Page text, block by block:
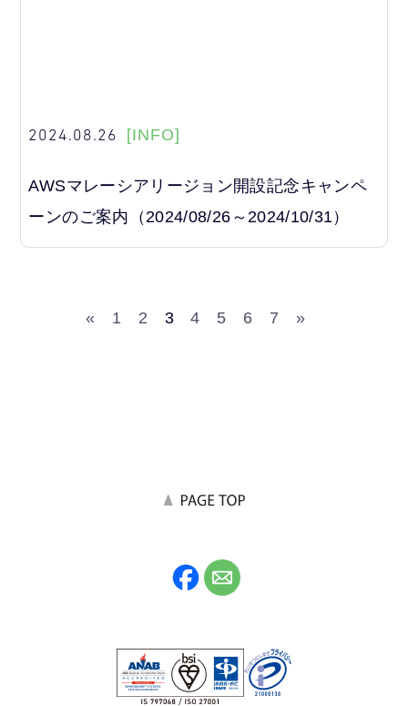
2024.08.26 [INFO]
AWSマレーシアリージョン開設記念キャンペ
ーンのご案内（2024/08/26～2024/10/31）
« 1 2 3 4 5 6 7 »